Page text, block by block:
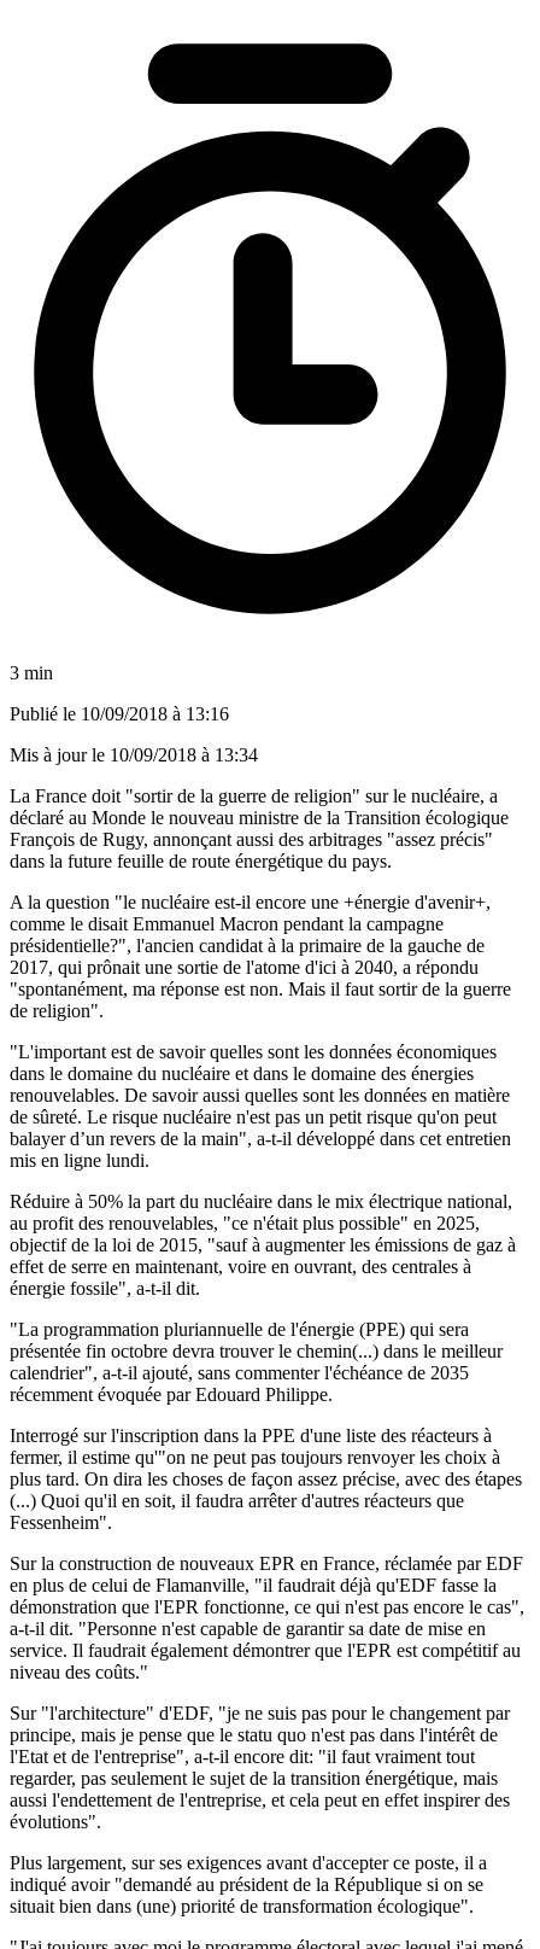
3 min
Publié le 10/09/2018 à 13:16
Mis à jour le 10/09/2018 à 13:34
La France doit "sortir de la guerre de religion" sur le nucléaire, a
déclaré au Monde le nouveau ministre de la Transition écologique
François de Rugy, annonçant aussi des arbitrages "assez précis"
dans la future feuille de route énergétique du pays.
A la question "le nucléaire est-il encore une +énergie d'avenir+,
comme le disait Emmanuel Macron pendant la campagne
présidentielle?", l'ancien candidat à la primaire de la gauche de
2017, qui prônait une sortie de l'atome d'ici à 2040, a répondu
"spontanément, ma réponse est non. Mais il faut sortir de la guerre
de religion".
"L'important est de savoir quelles sont les données économiques
dans le domaine du nucléaire et dans le domaine des énergies
renouvelables. De savoir aussi quelles sont les données en matière
de sûreté. Le risque nucléaire n'est pas un petit risque qu'on peut
balayer d’un revers de la main", a-t-il développé dans cet entretien
mis en ligne lundi.
Réduire à 50% la part du nucléaire dans le mix électrique national,
au profit des renouvelables, "ce n'était plus possible" en 2025,
objectif de la loi de 2015, "sauf à augmenter les émissions de gaz à
effet de serre en maintenant, voire en ouvrant, des centrales à
énergie fossile", a-t-il dit.
"La programmation pluriannuelle de l'énergie (PPE) qui sera
présentée fin octobre devra trouver le chemin(...) dans le meilleur
calendrier", a-t-il ajouté, sans commenter l'échéance de 2035
récemment évoquée par Edouard Philippe.
Interrogé sur l'inscription dans la PPE d'une liste des réacteurs à
fermer, il estime qu'"on ne peut pas toujours renvoyer les choix à
plus tard. On dira les choses de façon assez précise, avec des étapes
(...) Quoi qu'il en soit, il faudra arrêter d'autres réacteurs que
Fessenheim".
Sur la construction de nouveaux EPR en France, réclamée par EDF
en plus de celui de Flamanville, "il faudrait déjà qu'EDF fasse la
démonstration que l'EPR fonctionne, ce qui n'est pas encore le cas",
a-t-il dit. "Personne n'est capable de garantir sa date de mise en
service. Il faudrait également démontrer que l'EPR est compétitif au
niveau des coûts."
Sur "l'architecture" d'EDF, "je ne suis pas pour le changement par
principe, mais je pense que le statu quo n'est pas dans l'intérêt de
l'Etat et de l'entreprise", a-t-il encore dit: "il faut vraiment tout
regarder, pas seulement le sujet de la transition énergétique, mais
aussi l'endettement de l'entreprise, et cela peut en effet inspirer des
évolutions".
Plus largement, sur ses exigences avant d'accepter ce poste, il a
indiqué avoir "demandé au président de la République si on se
situait bien dans (une) priorité de transformation écologique".